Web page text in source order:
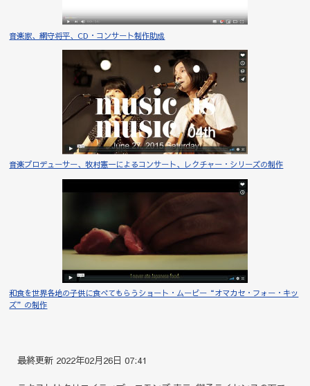
音楽家、網守将平、CD・コンサート制作助成
音楽プロデューサー、牧村憲一によるコンサート、レクチャー・シリーズの制作
和食を世界各地の子供に食べてもらうショート・ムービー“オマカセ・フォー・キッ
ズ”の制作
最終更新 2022年02月26日 07:41